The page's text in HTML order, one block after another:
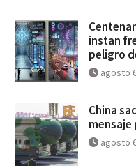
instan
peligro
agosto
China
mensaje
agosto